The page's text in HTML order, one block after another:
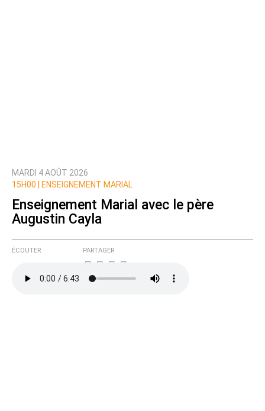
Prévenez-moi de tous les nouveaux commentaires
MARDI 4 AOÛT 2026
15H00 |
ENSEIGNEMENT MARIAL
Enseignement Marial avec le père
Augustin Cayla
ÉCOUTER PARTAGER